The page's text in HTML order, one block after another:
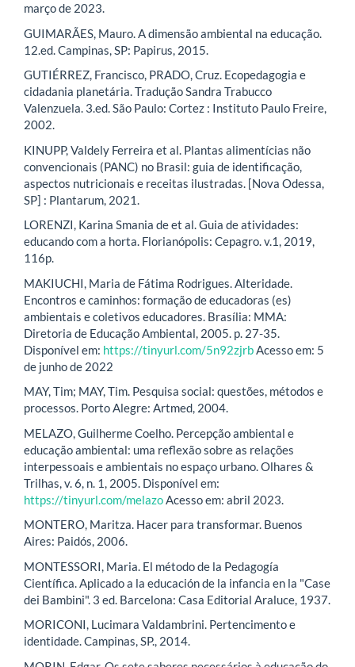
março de 2023.
GUIMARÃES, Mauro. A dimensão ambiental na educação.
12.ed. Campinas, SP: Papirus, 2015.
GUTIÉRREZ, Francisco, PRADO, Cruz. Ecopedagogia e
cidadania planetária. Tradução Sandra Trabucco
Valenzuela. 3.ed. São Paulo: Cortez : Instituto Paulo Freire,
2002.
KINUPP, Valdely Ferreira et al. Plantas alimentícias não
convencionais (PANC) no Brasil: guia de identificação,
aspectos nutricionais e receitas ilustradas. [Nova Odessa,
SP] : Plantarum, 2021.
LORENZI, Karina Smania de et al. Guia de atividades:
educando com a horta. Florianópolis: Cepagro. v.1, 2019,
116p.
MAKIUCHI, Maria de Fátima Rodrigues. Alteridade.
Encontros e caminhos: formação de educadoras (es)
ambientais e coletivos educadores. Brasília: MMA:
Diretoria de Educação Ambiental, 2005. p. 27-35.
Disponível em: https://tinyurl.com/5n92zjrbAcesso em: 5
de junho de 2022
MAY, Tim; MAY, Tim. Pesquisa social: questões, métodos e
processos. Porto Alegre: Artmed, 2004.
MELAZO, Guilherme Coelho. Percepção ambiental e
educação ambiental: uma reflexão sobre as relações
interpessoais e ambientais no espaço urbano. Olhares &
Trilhas, v. 6, n. 1, 2005. Disponível em:
https://tinyurl.com/melazoAcesso em: abril 2023.
MONTERO, Maritza. Hacer para transformar. Buenos
Aires: Paidós, 2006.
MONTESSORI, Maria. El método de la Pedagogía
Científica. Aplicado a la educación de la infancia en la "Case
dei Bambini". 3 ed. Barcelona: Casa Editorial Araluce, 1937.
MORICONI, Lucimara Valdambrini. Pertencimento e
identidade. Campinas, SP., 2014.